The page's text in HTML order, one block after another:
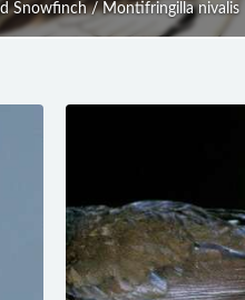
Snowfinch / Montifringilla nivalis